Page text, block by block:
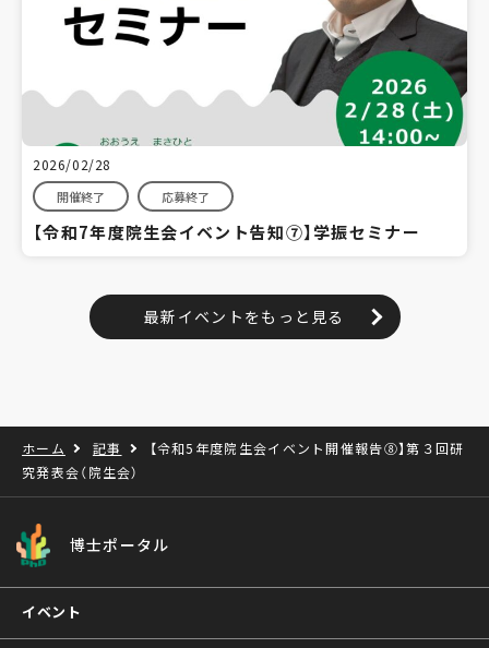
2026/02/28
開催終了 応募終了
【令和7年度院生会イベント告知⑦】学振セミナー
最新イベントをもっと見る
ホーム 記事
【令和5年度院生会イベント開催報告⑧】第３回研
究発表会（院生会）
博士ポータル
イベント